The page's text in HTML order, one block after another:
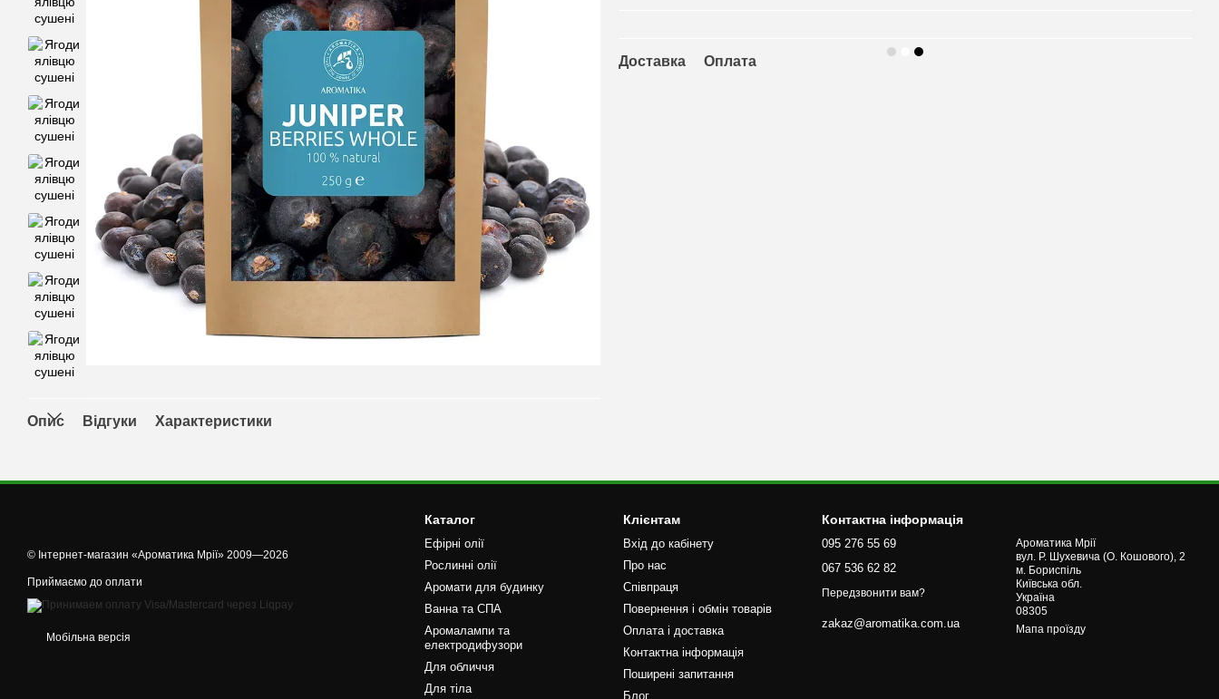
Опис Відгуки Характеристики
Доставка Оплата
© Інтернет-магазин «Ароматика Мрії» 2009—2026
Приймаємо до оплати
Мобільна версія
Каталог
Ефірні олії
Рослинні олії
Аромати для будинку
Ванна та СПА
Аромалампи та
електродифузори
Для обличчя
Для тіла
Клієнтам
Вхід до кабінету
Про нас
Співпраця
Повернення і обмін товарів
Оплата і доставка
Контактна інформація
Поширені запитання
Блог
Контактна інформація
095 276 55 69
067 536 62 82
Передзвонити вам?
zakaz@aromatika.com.ua
Ароматика Мрії
вул. Р. Шухевича (О. Кошового), 2
м. Бориcпіль
Київська обл.
Україна
08305
Мапа проїзду